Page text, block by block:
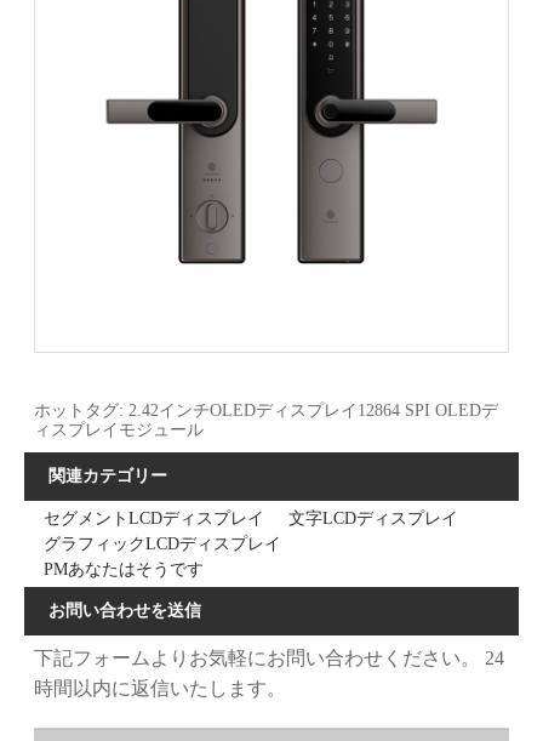
ホットタグ: 2.42インチOLEDディスプレイ12864 SPI OLEDデ
ィスプレイモジュール
関連カテゴリー
セグメントLCDディスプレイ
文字LCDディスプレイ
グラフィックLCDディスプレイ
PMあなたはそうです
お問い合わせを送信
下記フォームよりお気軽にお問い合わせください。 24
時間以内に返信いたします。